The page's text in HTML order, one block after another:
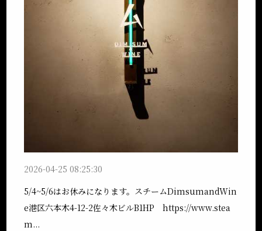
2026-04-25 08:25:30
5/4~5/6はお休みになります。スチームDimsumandWin
e港区六本木4-12-2佐々木ビルB1HP https://www.stea
m...